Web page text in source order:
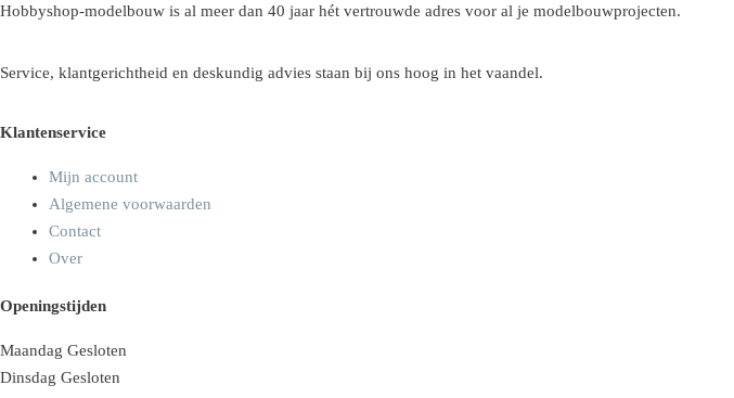
Hobbyshop-modelbouw is al meer dan 40 jaar hét vertrouwde adres voor al je modelbouwprojecten.
Service, klantgerichtheid en deskundig advies staan bij ons hoog in het vaandel.
Klantenservice
Mijn account
Algemene voorwaarden
Contact
Over
Openingstijden
Maandag Gesloten
Dinsdag Gesloten